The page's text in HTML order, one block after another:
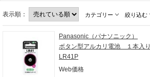
表示順： カテゴリー 絞り込む
Panasonic（パナソニック）
ボタン型アルカリ電池 １本入り
LR41P
Web価格